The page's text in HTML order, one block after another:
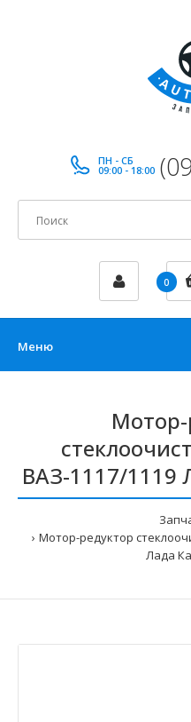
ПН - СБ
09:00 - 18:00
0
Меню
Мотор-
ВАЗ-1117/1119
Мотор-редуктор
Лада